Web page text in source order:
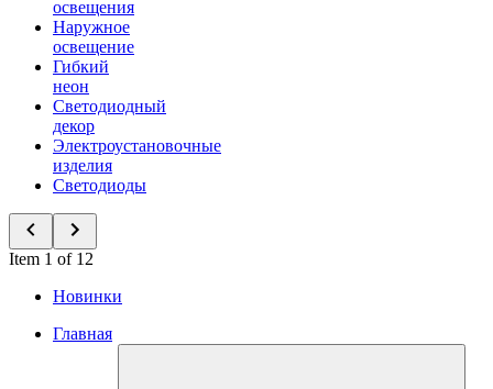
освещения
Наружное
освещение
Гибкий
неон
Светодиодный
декор
Электроустановочные
изделия
Светодиоды
Item 1 of 12
Новинки
Главная